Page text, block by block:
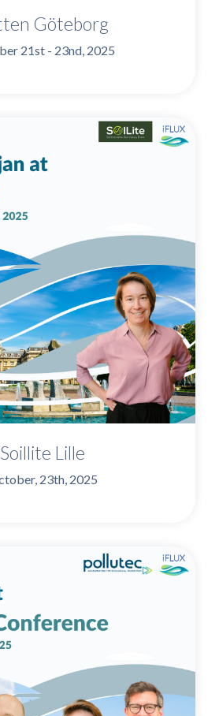
Göteborg
21st - 23nd, 2025
Soillite Lille
23th, 2025